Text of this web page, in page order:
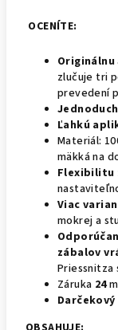
OCENÍTE:
Originálnu
zlučuje tri
prevedení
Ľahkú
Materiál:
mäkká na
Flexibilitu
Viac
mokrej a
zábalov
Priessnitza
Záruka 24